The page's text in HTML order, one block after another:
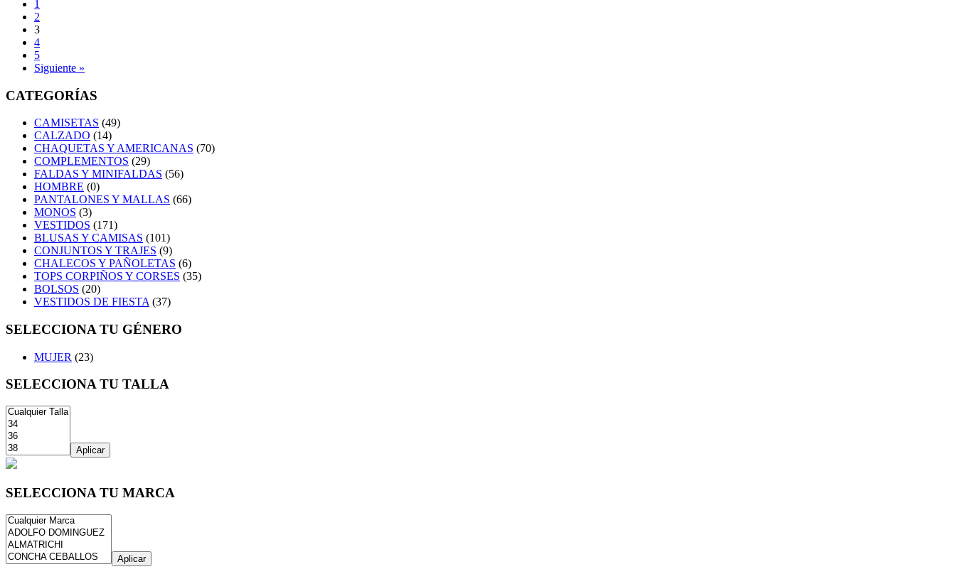
1
2
3
4
5
Siguiente »
CATEGORÍAS
CAMISETAS (49)
CALZADO (14)
CHAQUETAS Y AMERICANAS (70)
COMPLEMENTOS (29)
FALDAS Y MINIFALDAS (56)
HOMBRE (0)
PANTALONES Y MALLAS (66)
MONOS (3)
VESTIDOS (171)
BLUSAS Y CAMISAS (101)
CONJUNTOS Y TRAJES (9)
CHALECOS Y PAÑOLETAS (6)
TOPS CORPIÑOS Y CORSES (35)
BOLSOS (20)
VESTIDOS DE FIESTA (37)
SELECCIONA TU GÉNERO
MUJER (23)
SELECCIONA TU TALLA
Aplicar
SELECCIONA TU MARCA
Aplicar